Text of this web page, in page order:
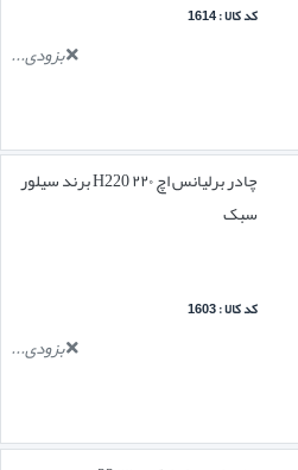
کد کالا : 1614
بزودی...
چادر برلیانس اچ ۲۲۰ H220 برند سیلور
سبک
کد کالا : 1603
بزودی...